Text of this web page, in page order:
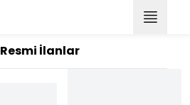
Resmi İlanlar